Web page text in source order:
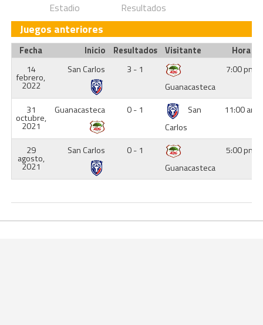
Estadio
Resultados
Juegos anteriores
Fecha Inicio Resultados Visitante
Hora
14
febrero,
2022
San Carlos
3 - 1
Guanacasteca
7:00 pm
31
octubre,
2021
Guanacasteca 0 - 1
San
Carlos
11:00 am
29
agosto,
2021
San Carlos
0 - 1
Guanacasteca
5:00 pm